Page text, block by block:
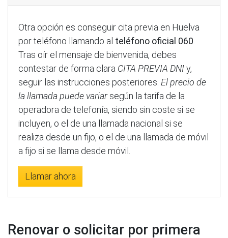
Otra opción es conseguir cita previa en Huelva
por teléfono llamando al teléfono oficial 060.
Tras oír el mensaje de bienvenida, debes
contestar de forma clara CITA PREVIA DNI y,
seguir las instrucciones posteriores. El precio de
la llamada puede variarsegún la tarifa de la
operadora de telefonía, siendo sin coste si se
incluyen, o el de una llamada nacional si se
realiza desde un fijo, o el de una llamada de móvil
a fijo si se llama desde móvil.
Llamar ahora
Renovar o solicitar por primera